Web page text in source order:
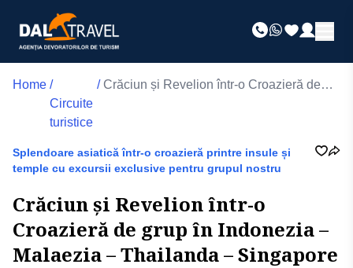
Home /
Circuite
turistice
/ Crăciun și Revelion într-o Croazieră de
Splendoare asiatică într-o croazieră printre insule și
temple cu excursii exclusive pentru grupul nostru
Crăciun și Revelion într-o
Croazieră de grup în Indonezia –
Malaezia – Thailanda – Singapore